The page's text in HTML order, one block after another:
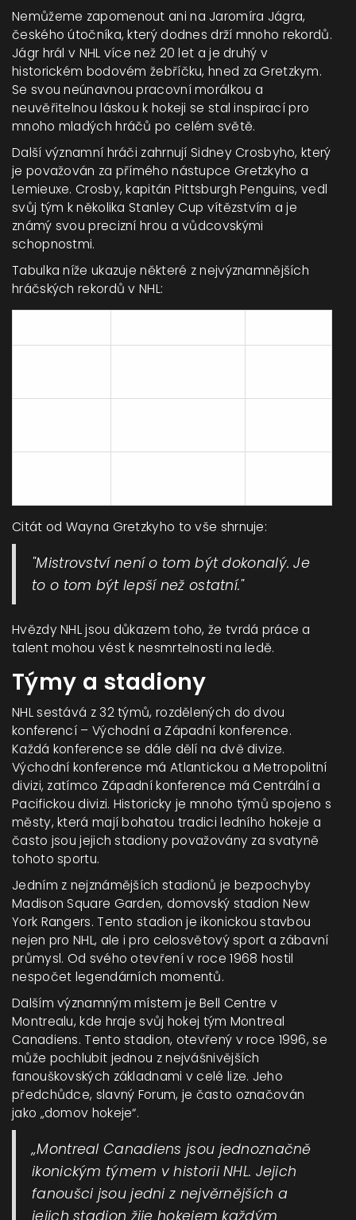
Nemůžeme zapomenout ani na Jaromíra Jágra,
českého útočníka, který dodnes drží mnoho rekordů.
Jágr hrál v NHL více než 20 let a je druhý v
historickém bodovém žebříčku, hned za Gretzkym.
Se svou neúnavnou pracovní morálkou a
neuvěřitelnou láskou k hokeji se stal inspirací pro
mnoho mladých hráčů po celém světě.
Další významní hráči zahrnují Sidney Crosbyho, který
je považován za přímého nástupce Gretzkyho a
Lemieuxe. Crosby, kapitán Pittsburgh Penguins, vedl
svůj tým k několika Stanley Cup vítězstvím a je
známý svou precizní hrou a vůdcovskými
schopnostmi.
Tabulka níže ukazuje některé z nejvýznamnějších
hráčských rekordů v NHL:
Citát od Wayna Gretzkyho to vše shrnuje:
"Mistrovství není o tom být dokonalý. Je
to o tom být lepší než ostatní."
Hvězdy NHL jsou důkazem toho, že tvrdá práce a
talent mohou vést k nesmrtelnosti na ledě.
Týmy a stadiony
NHL sestává z 32 týmů, rozdělených do dvou
konferencí – Východní a Západní konference.
Každá konference se dále dělí na dvě divize.
Východní konference má Atlantickou a Metropolitní
divizi, zatímco Západní konference má Centrální a
Pacifickou divizi. Historicky je mnoho týmů spojeno s
městy, která mají bohatou tradici ledního hokeje a
často jsou jejich stadiony považovány za svatyně
tohoto sportu.
Jedním z nejznámějších stadionů je bezpochyby
Madison Square Garden, domovský stadion New
York Rangers. Tento stadion je ikonickou stavbou
nejen pro NHL, ale i pro celosvětový sport a zábavní
průmysl. Od svého otevření v roce 1968 hostil
nespočet legendárních momentů.
Dalším významným místem je Bell Centre v
Montrealu, kde hraje svůj hokej tým Montreal
Canadiens. Tento stadion, otevřený v roce 1996, se
může pochlubit jednou z nejvášnivějších
fanouškovských základnami v celé lize. Jeho
předchůdce, slavný Forum, je často označován
jako „domov hokeje“.
„Montreal Canadiens jsou jednoznačně
ikonickým týmem v historii NHL. Jejich
fanoušci jsou jedni z nejvěrnějších a
jejich stadion žije hokejem každým